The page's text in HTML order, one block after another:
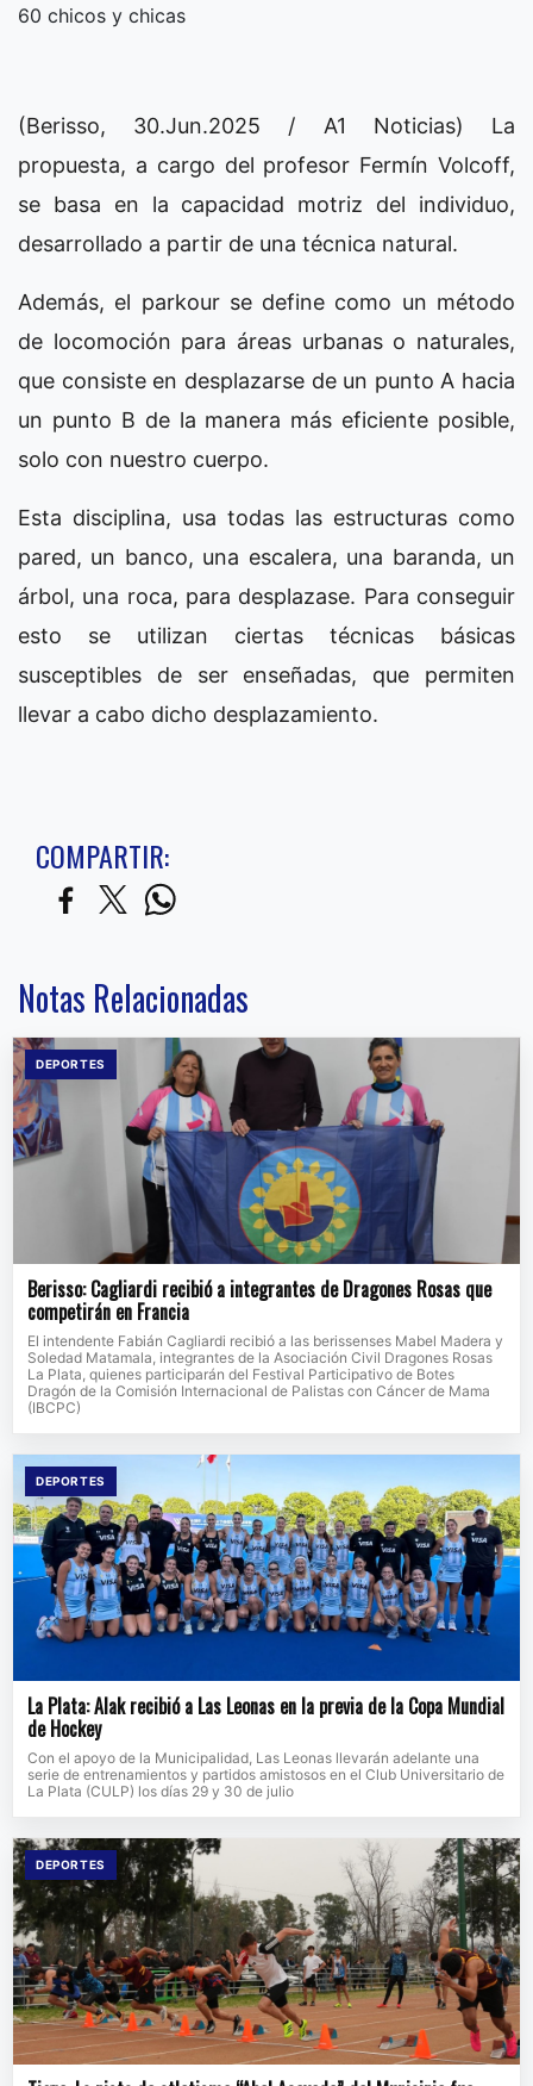
60 chicos y chicas
(Berisso, 30.Jun.2025 / A1 Noticias) La
propuesta, a cargo del profesor Fermín Volcoff,
se basa en la capacidad motriz del individuo,
desarrollado a partir de una técnica natural.
Además, el parkour se define como un método
de locomoción para áreas urbanas o naturales,
que consiste en desplazarse de un punto A hacia
un punto B de la manera más eficiente posible,
solo con nuestro cuerpo.
Esta disciplina, usa todas las estructuras como
pared, un banco, una escalera, una baranda, un
árbol, una roca, para desplazase. Para conseguir
esto se utilizan ciertas técnicas básicas
susceptibles de ser enseñadas, que permiten
llevar a cabo dicho desplazamiento.
COMPARTIR:
Notas Relacionadas
DEPORTES
Berisso: Cagliardi recibió a integrantes de Dragones Rosas que
competirán en Francia
El intendente Fabián Cagliardi recibió a las berissenses Mabel Madera y
Soledad Matamala, integrantes de la Asociación Civil Dragones Rosas
La Plata, quienes participarán del Festival Participativo de Botes
Dragón de la Comisión Internacional de Palistas con Cáncer de Mama
(IBCPC)
DEPORTES
La Plata: Alak recibió a Las Leonas en la previa de la Copa Mundial
de Hockey
Con el apoyo de la Municipalidad, Las Leonas llevarán adelante una
serie de entrenamientos y partidos amistosos en el Club Universitario de
La Plata (CULP) los días 29 y 30 de julio
DEPORTES